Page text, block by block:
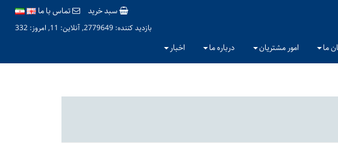
سبد خرید تماس با ما
بازدید کننده: 2779649, آنلاین: 11, امروز: 332
ما امور مشتریان درباره ما اخبار